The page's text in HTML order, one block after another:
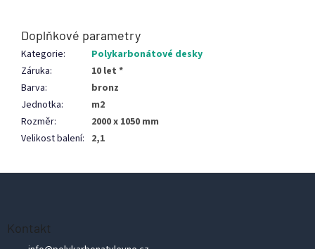
Doplňkové parametry
Kategorie:
Polykarbonátové desky
Záruka:
10 let *
Barva:
bronz
Jednotka:
m2
Rozměr:
2000 x 1050 mm
Velikost balení: 2,1
Kontakt